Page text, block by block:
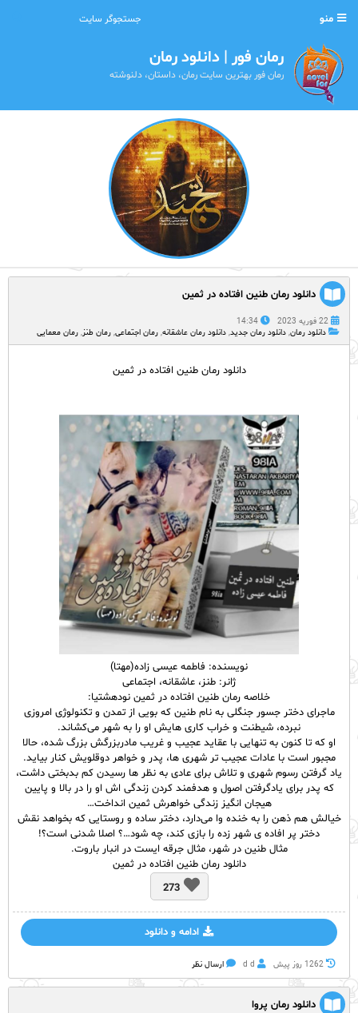
منو
رمان فور | دانلود رمان
رمان فور بهترین سایت رمان، داستان، دلنوشته
دانلود رمان طنین افتاده در ثمین
22 فوریه 2023
14:34
دانلود رمان, دانلود رمان جدید, دانلود رمان عاشقانه, رمان اجتماعی, رمان طنز, رمان معمایی
دانلود رمان طنین افتاده در ثمین
نویسنده: فاطمه عیسی زاده(مهتا)
ژانر: طنز، عاشقانه، اجتماعی
خلاصه رمان طنین افتاده در ثمین نودهشتیا:
ماجرای دختر جسور جنگلی به نام طنین که بویی از تمدن و تکنولوژی امروزی
نبرده، شیطنت و خراب کاری هایش او را به شهر می‌کشاند.
او که تا کنون به تنهایی با عقاید عجیب و غریب مادربزرگش بزرگ شده، حالا
مجبور است با عادات عجیب تر شهری ها، پدر و خواهر دوقلویش کنار بیاید.
یاد گرفتن رسوم شهری و تلاش برای عادی به نظر ها رسیدن کم بدبختی داشت،
که پدر برای یادگرفتن اصول و هدفمند کردن زندگی اش او را در بالا و پایین
هیجان انگیز زندگی خواهرش ثمین انداخت…
خیالش هم ذهن را به خنده وا می‌دارد، دختر ساده و روستایی که بخواهد نقش
دختر پر افاده ی شهر زده را بازی کند، چه شود…؟ اصلا شدنی است؟!
مثال طنین در شهر، مثال جرقه ایست در انبار باروت.
دانلود رمان طنین افتاده در ثمین
273
ادامه و دانلود
1262 روز پيش d d ارسال نظر
دانلود رمان پروا